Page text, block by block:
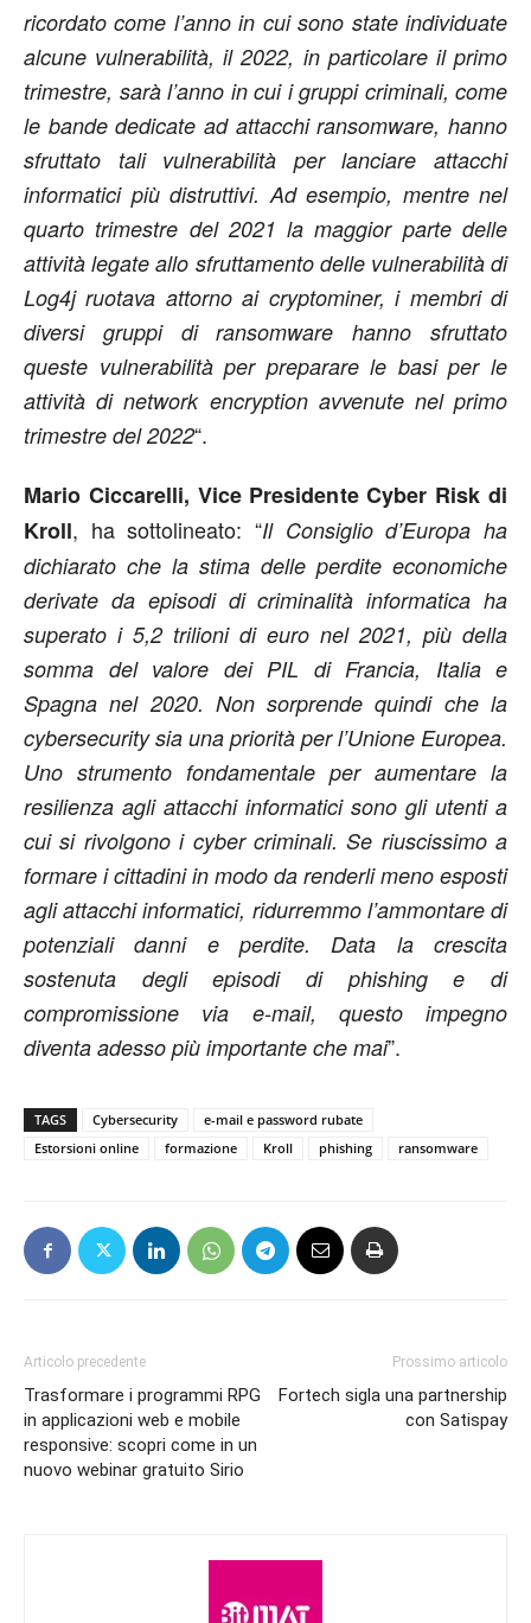
ricordato come l’anno in cui sono state individuate
alcune vulnerabilità, il 2022, in particolare il primo
trimestre, sarà l’anno in cui i gruppi criminali, come
le bande dedicate ad attacchi ransomware, hanno
sfruttato tali vulnerabilità per lanciare attacchi
informatici più distruttivi. Ad esempio, mentre nel
quarto trimestre del 2021 la maggior parte delle
attività legate allo sfruttamento delle vulnerabilità di
Log4j ruotava attorno ai cryptominer, i membri di
diversi gruppi di ransomware hanno sfruttato
queste vulnerabilità per preparare le basi per le
attività di network encryption avvenute nel primo
trimestre del 2022“.
Mario Ciccarelli, Vice Presidente Cyber Risk di
Kroll, ha sottolineato: “Il Consiglio d’Europa ha
dichiarato che la stima delle perdite economiche
derivate da episodi di criminalità informatica ha
superato i 5,2 trilioni di euro nel 2021, più della
somma del valore dei PIL di Francia, Italia e
Spagna nel 2020. Non sorprende quindi che la
cybersecurity sia una priorità per l’Unione Europea.
Uno strumento fondamentale per aumentare la
resilienza agli attacchi informatici sono gli utenti a
cui si rivolgono i cyber criminali. Se riuscissimo a
formare i cittadini in modo da renderli meno esposti
agli attacchi informatici, ridurremmo l’ammontare di
potenziali danni e perdite. Data la crescita
sostenuta degli episodi di phishing e di
compromissione via e-mail, questo impegno
diventa adesso più importante che mai”.
TAGS Cybersecurity
e-mail e password rubate
Estorsioni online
formazione Kroll phishing ransomware
Articolo precedente
Trasformare i programmi RPG
in applicazioni web e mobile
responsive: scopri come in un
nuovo webinar gratuito Sirio
Prossimo articolo
Fortech sigla una partnership
con Satispay